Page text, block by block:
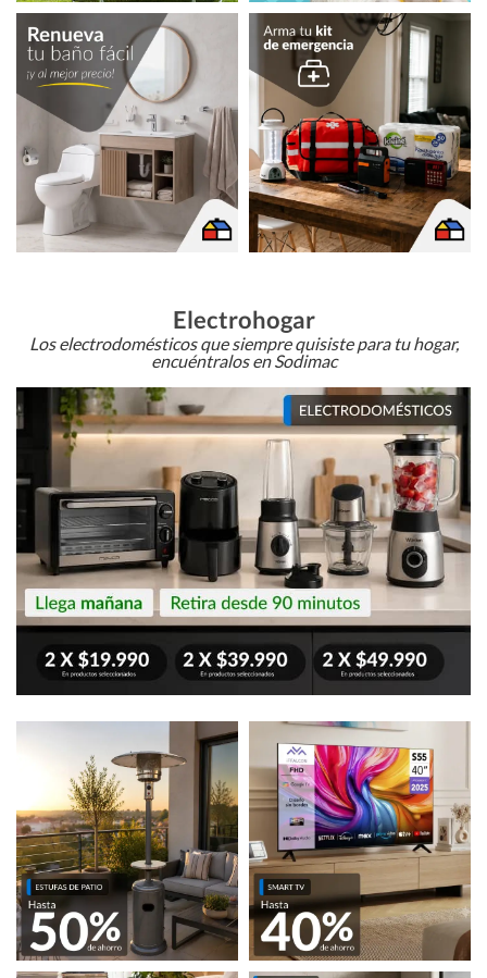
Electrohogar
Los electrodomésticos que siempre quisiste para tu hogar,
encuéntralos en Sodimac